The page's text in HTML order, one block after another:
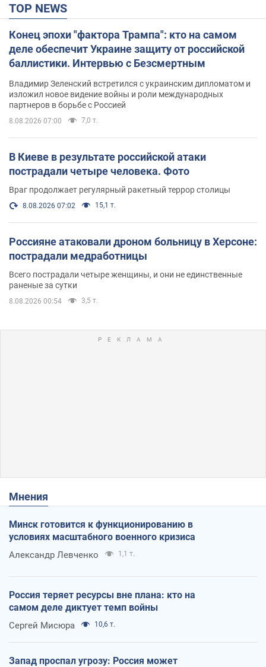
TOP NEWS
Конец эпохи "фактора Трампа": кто на самом
деле обеспечит Украине защиту от российской
баллистики. Интервью с Безсмертным
Владимир Зеленский встретился с украинским дипломатом и
изложил новое видение войны и роли международных
партнеров в борьбе с Россией
8.08.2026 07:00 7,0 т.
В Киеве в результате российской атаки
пострадали четыре человека. Фото
Враг продолжает регулярный ракетный террор столицы
8.08.2026 07:02 15,1 т.
Россияне атаковали дроном больницу в Херсоне:
пострадали медработницы
Всего пострадали четыре женщины, и они не единственные
раненые за сутки
8.08.2026 00:54 3,5 т.
Мнения
Минск готовится к функционированию в
условиях масштабного военного кризиса
Александр Левченко 1,1 т.
Россия теряет ресурсы вне плана: кто на
самом деле диктует темп войны
Сергей Мисюра 10,6 т.
Запад проспал угрозу: Россия может